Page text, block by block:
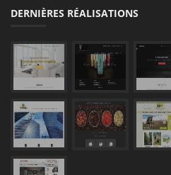
DERNIÈRES RÉALISATIONS